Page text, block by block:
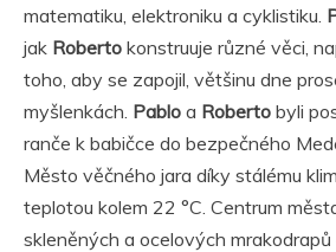
matematiku, elektroniku a cyklistiku.
jak Roberto konstruuje různé věci,
toho, aby se zapojil, většinu dne
myšlenkách. Pablo a Roberto byli
ranče k babičce do bezpečného
Město věčného jara díky stálému
teplotou kolem 22 °C. Centrum
skleněných a ocelových